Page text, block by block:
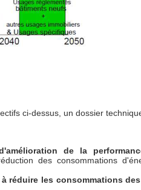
ci-dessus, un dossier
de la
des consommations
réduire les consommations